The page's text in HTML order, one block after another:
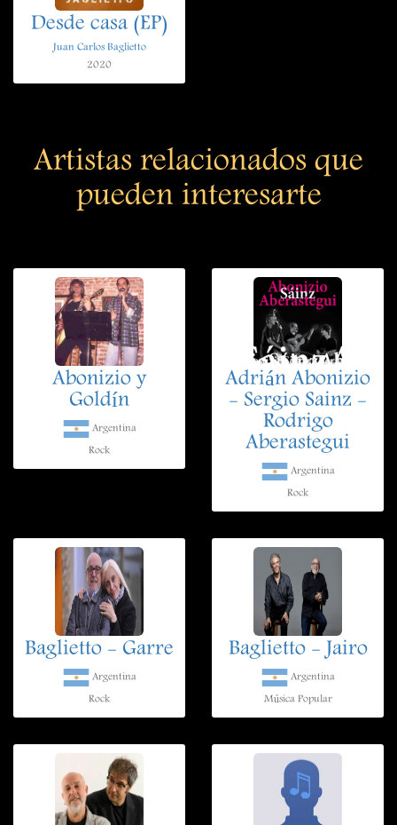
Desde casa (EP)
Juan Carlos Baglietto
2020
Artistas relacionados que
pueden interesarte
Abonizio y
Goldín
Argentina
Rock
Adrián Abonizio
- Sergio Sainz -
Rodrigo
Aberastegui
Argentina
Rock
Baglietto - Garre
Argentina
Rock
Baglietto - Jairo
Argentina
Música Popular